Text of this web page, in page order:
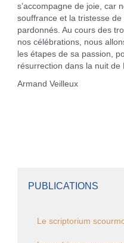
s’accompagne de joie, car
souffrance et la tristesse
pardonnés. Au cours des
nos célébrations, nous
les étapes de sa passion,
résurrection dans la nuit de
Armand Veilleux
PUBLICATIONS
Le scriptorium